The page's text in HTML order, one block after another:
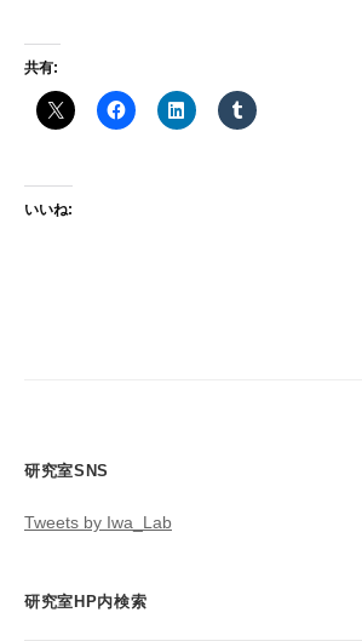
共有:
いいね:
研究室SNS
Tweets by Iwa_Lab
研究室HP内検索